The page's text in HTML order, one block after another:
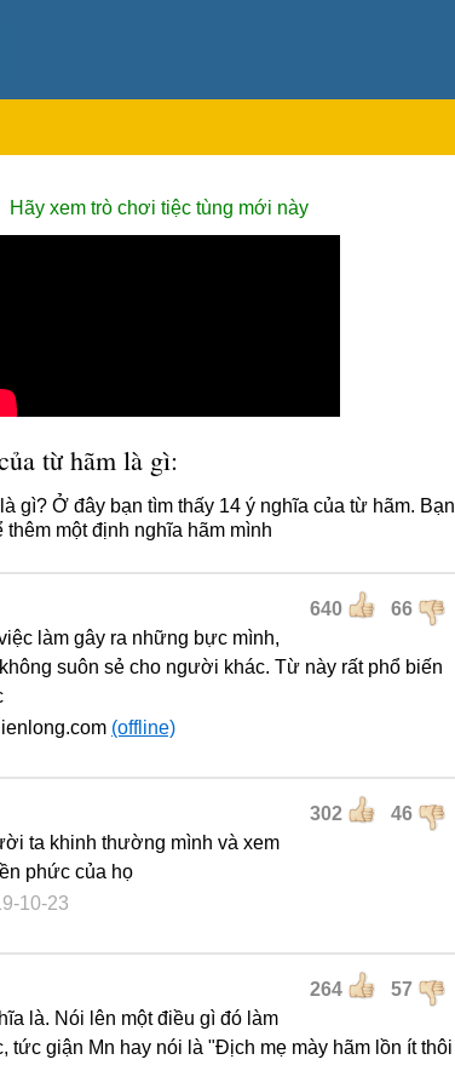
Hãy xem trò chơi tiệc tùng mới này
từ hãm là gì:
gì? Ở đây bạn tìm thấy 14 ý nghĩa của từ hãm. Bạn
thêm một định nghĩa hãm mình
640 66
làm gây ra những bực mình,
suôn sẻ cho người khác. Từ này rất phổ biến
(offline)
302 46
ta khinh thường mình và xem
phức của họ
10-23
264 57
là. Nói lên một điều gì đó làm
tức giận Mn hay nói là "Địch mẹ mày hãm lồn ít thôi